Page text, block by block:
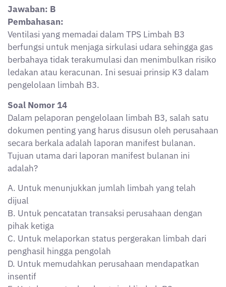
B. Untuk pencatatan transaksi perusahaan dengan
pihak ketiga
C. Untuk melaporkan status pergerakan limbah dari
penghasil hingga pengolah
D. Untuk memudahkan perusahaan mendapatkan
insentif
E. Untuk menetapkan harga jual limbah B3
Jawaban: C
Pembahasan:
Laporan manifest bulanan digunakan untuk melacak
pergerakan limbah B3 mulai dari penghasil,
pengangkut, hingga pengolah akhir. Ini bagian dari
cradle to grave dan pengawasan oleh pemerintah
Soal Nomor 15
Sesuai prinsip keselamatan kerja (K3) dalam
pengelolaan limbah B3, sebelum melakukan aktivitas
pengemasan limbah B3, petugas wajib melakukan
identifikasi bahaya dan penilaian risiko (HIRARC/JSA).
Manfaat utama dari penerapan HIRARC dalam
pengelolaan limbah B3 adalah?